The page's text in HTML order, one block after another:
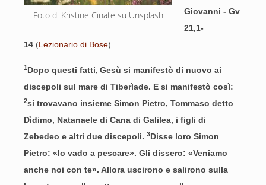
Foto di Kristine Cinate su Unsplash
Giovanni - Gv
21,1-
14 (Lezionario di Bose)
1Dopo questi fatti, Gesù si manifestò di nuovo ai
discepoli sul mare di Tiberìade. E si manifestò così:
2si trovavano insieme Simon Pietro, Tommaso detto
Dìdimo, Natanaele di Cana di Galilea, i figli di
Zebedeo e altri due discepoli. 3Disse loro Simon
Pietro: «Io vado a pescare». Gli dissero: «Veniamo
anche noi con te». Allora uscirono e salirono sulla